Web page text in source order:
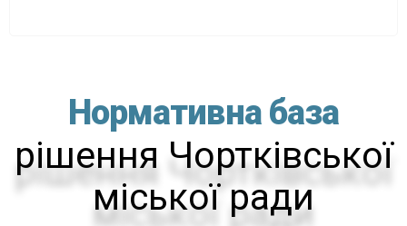
Нормативна база
рішення Чортківської
міської ради